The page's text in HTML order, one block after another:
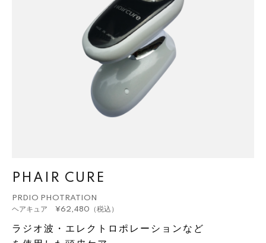
PHAIR CURE
PRDIO PHOTRATION
ヘアキュア ¥62,480（税込）
ラジオ波・エレクトロポレーションなど